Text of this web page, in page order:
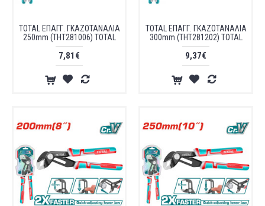
TOTAL ΕΠΑΓΓ. ΓΚΑΖΟΤΑΝΑΛΙΑ
250mm (THT281006) TOTAL
7,81€
TOTAL ΕΠΑΓΓ. ΓΚΑΖΟΤΑΝΑΛΙΑ
300mm (THT281202) TOTAL
9,37€